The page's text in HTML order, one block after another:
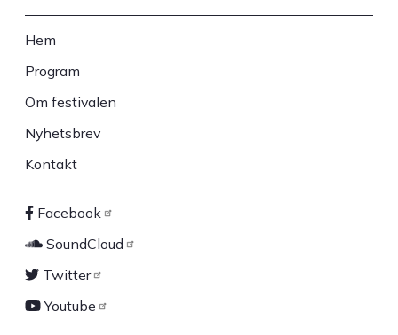
Sidfot
Hem
Program
Om festivalen
Nyhetsbrev
Kontakt
Sociala
länkar
Facebook
SoundCloud
Twitter
Youtube